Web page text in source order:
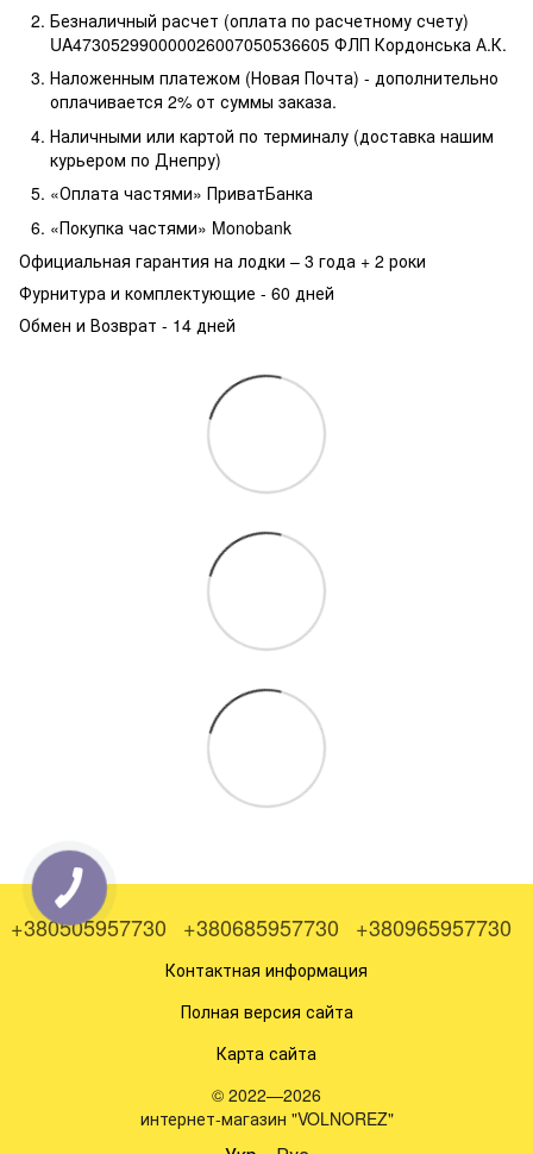
Безналичный расчет (оплата по расчетному счету)
UA473052990000026007050536605 ФЛП Кордонська А.К.
Наложенным платежом (Новая Почта) - дополнительно
оплачивается 2% от суммы заказа.
Наличными или картой по терминалу (доставка нашим
курьером по Днепру)
«Оплата частями» ПриватБанка
«Покупка частями» Monobank
Официальная гарантия на лодки – 3 года + 2 роки
Фурнитура и комплектующие - 60 дней
Обмен и Возврат - 14 дней
+380505957730 +380685957730 +380965957730
Контактная информация
Полная версия сайта
Карта сайта
© 2022—2026
интернет-магазин "VOLNOREZ"